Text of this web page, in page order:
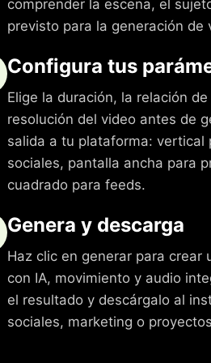
comprender la escena, el
previsto para la generación de
Configura tus
Elige la duración, la relación
resolución del video antes de
salida a tu plataforma: vertical
sociales, pantalla ancha para
cuadrado para feeds.
Genera y descarga
Haz clic en generar para crear
con IA, movimiento y audio
el resultado y descárgalo al
sociales, marketing o